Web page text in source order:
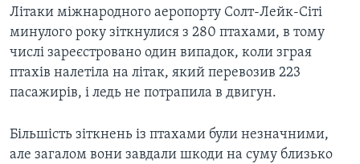
ВІКНО В АМЕРИКУ
ПРАЙМ-ТАЙМ
ПОГЛЯД З ВАШИНГТОНА
МИ В СОЦМЕРЕЖАХ
Літаки міжнародного аеропорту Солт-Лейк-Сіті
минулого року зіткнулися з 280 птахами, в тому
числі зареєстровано один випадок, коли зграя
птахів налетіла на літак, який перевозив 223
пасажирів, і ледь не потрапила в двигун.
Більшість зіткнень із птахами були незначними,
але загалом вони завдали шкоди на суму близько